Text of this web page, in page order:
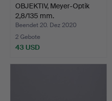
OBJEKTIV, Meyer-Optik
2,8/135 mm.
Beendet 20. Dez 2020
2 Gebote
43 USD